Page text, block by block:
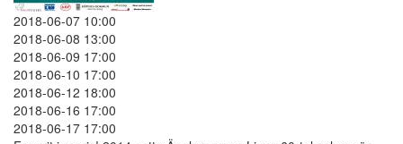
2018-06-07 10:00
2018-06-08 13:00
2018-06-09 17:00
2018-06-10 17:00
2018-06-12 18:00
2018-06-16 17:00
2018-06-17 17:00